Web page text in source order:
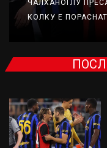
ЧАЛХАНОГЛУ
КОЛКУ Е